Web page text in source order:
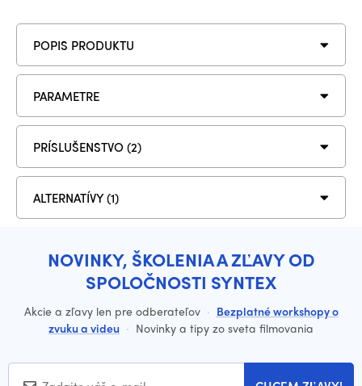
POPIS PRODUKTU
PARAMETRE
PRÍSLUŠENSTVO (2)
ALTERNATÍVY (1)
NOVINKY, ŠKOLENIA A ZĽAVY OD
SPOLOČNOSTI SYNTEX
Akcie a zľavy len pre odberateľov · Bezplatné workshopy o
zvuku a videu · Novinky a tipy zo sveta filmovania